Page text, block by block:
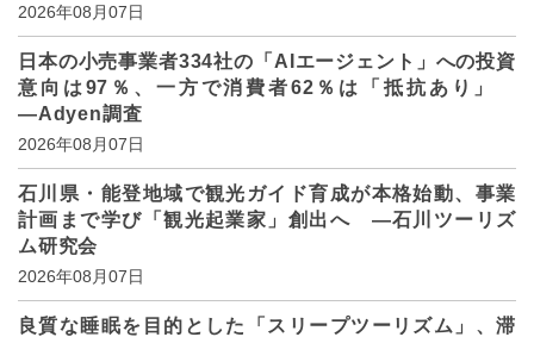
2026年08月07日
日本の小売事業者334社の「AIエージェント」への投資
意向は97％、一方で消費者62％は「抵抗あり」
―Adyen調査
2026年08月07日
石川県・能登地域で観光ガイド育成が本格始動、事業
計画まで学び「観光起業家」創出へ ―石川ツーリズ
ム研究会
2026年08月07日
良質な睡眠を目的とした「スリープツーリズム」、滞